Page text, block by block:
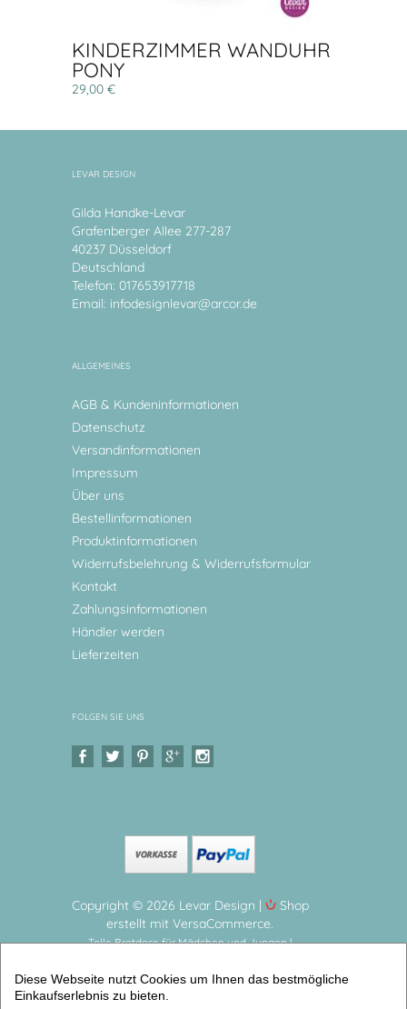
KINDERZIMMER WANDUHR
PONY
29,00 €
LEVAR DESIGN
Gilda Handke-Levar
Grafenberger Allee 277-287
40237 Düsseldorf
Deutschland
Telefon: 017653917718
Email: infodesignlevar@arcor.de
ALLGEMEINES
AGB & Kundeninformationen
Datenschutz
Versandinformationen
Impressum
Über uns
Bestellinformationen
Produktinformationen
Widerrufsbelehrung & Widerrufsformular
Kontakt
Zahlungsinformationen
Händler werden
Lieferzeiten
FOLGEN SIE UNS
Copyright © 2026 Levar Design |
Shop
erstellt mit VersaCommerce.
Tolle Brotdose für Mädchen und Jungen |
Kinder Tolle Brotdose mit Namen personalisiert
(Brotdosen mit Namen) | Artikelnummer: 1708-8314-
Diese Webseite nutzt Cookies um Ihnen das bestmögliche
Einkaufserlebnis zu bieten.